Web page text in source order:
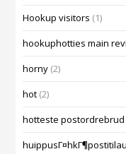
Hookup visitors (1)
hookuphotties main
horny (2)
hot (2)
hotteste postordrebrud